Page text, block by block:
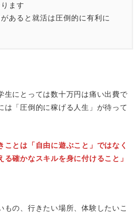
ます
あると就活は圧倒的に有利に
生にとっては数十万円は痛い出費で
は「圧倒的に稼げる人生」が待って
ことは「自由に遊ぶこと」ではなく
る確かなスキルを身に付けること」
もの、行きたい場所、体験したいこ